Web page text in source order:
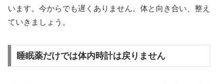
います。今からでも遅くありません。体と向き合い、整え
ていきましょう。
睡眠薬だけでは体内時計は戻りません